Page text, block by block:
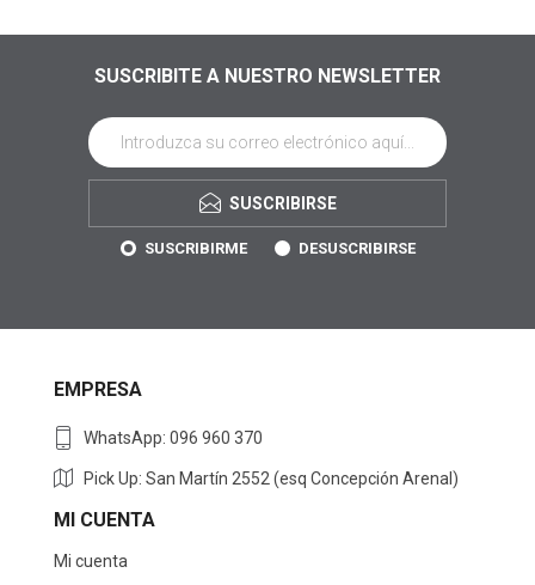
SUSCRIBITE A NUESTRO NEWSLETTER
SUSCRIBIRSE
SUSCRIBIRME DESUSCRIBIRSE
EMPRESA
WhatsApp: 096 960 370
Pick Up: San Martín 2552 (esq Concepción Arenal)
MI CUENTA
Mi cuenta